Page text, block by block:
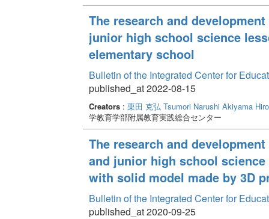
県内の品種不明のカンキツからクネンボのスクリ
載されたカンキツの地理情報や史料、気象条件な
ーであるCAPS（Cleaved Amplified
術総合研究機構）で保存されているクネンボ（
のゲノムDNA の多型を比較することでクネンボ
る7 種のCAPS からなる最少マーカーセットを選
別させるために5CAPS を加えたマーカーセット
藩家臣の屋敷跡地や植栽図で200 年以内に確実に
はできなかった。一方、宗像大社の祭事で用いら
域を代表する農産物でありながら現在では入手困
源」を掘り起こし、復活させることができること
The research and
junior high school science
elementary school
Bulletin of the Integrated Center for
published_at 2022-08-15
Creators: 栗田 克弘 Tsumori Narushi Akiyama
学教育学部附属教育実践総合センター
The research and
and junior high school
with solid model made by 3D
Bulletin of the Integrated Center for
published_at 2020-09-25